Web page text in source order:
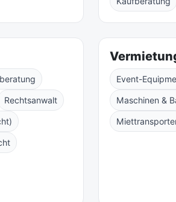
Rechtsanwalt
Event-
Maschinen &